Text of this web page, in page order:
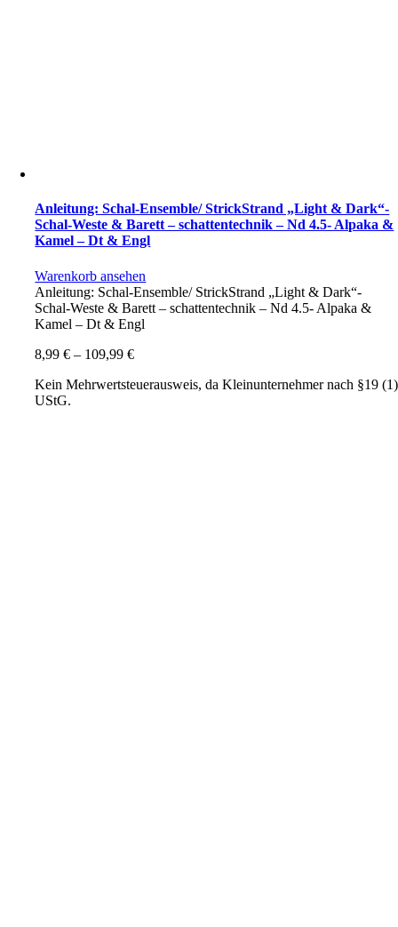
Anleitung: Schal-Ensemble/ StrickStrand „Light & Dark“-
Schal-Weste & Barett – schattentechnik – Nd 4.5- Alpaka &
Kamel – Dt & Engl
Warenkorb ansehen
Anleitung: Schal-Ensemble/ StrickStrand „Light & Dark“-
Schal-Weste & Barett – schattentechnik – Nd 4.5- Alpaka &
Kamel – Dt & Engl
8,99€ – 109,99€
Kein Mehrwertsteuerausweis, da Kleinunternehmer nach §19 (1)
UStG.